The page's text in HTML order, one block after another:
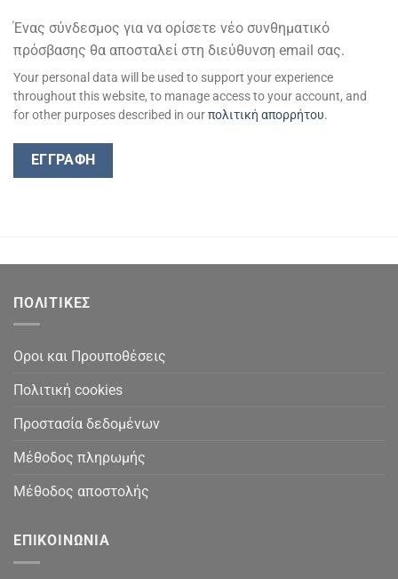
Ένας σύνδεσμος για να ορίσετε νέο συνθηματικό
πρόσβασης θα αποσταλεί στη διεύθυνση email σας.
Your personal data will be used to support your experience
throughout this website, to manage access to your account, and
for other purposes described in ourπολιτική απορρήτου.
ΕΓΓΡΑΦΉ
ΠΟΛΙΤΙΚΕΣ
Οροι και Προυποθέσεις
Πολιτική cookies
Προστασία δεδομένων
Μέθοδος πληρωμής
Μέθοδος αποστολής
ΕΠΙΚΟΙΝΩΝΙΑ